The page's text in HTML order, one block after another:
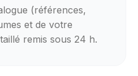
(références,
et de votre
remis sous 24 h.